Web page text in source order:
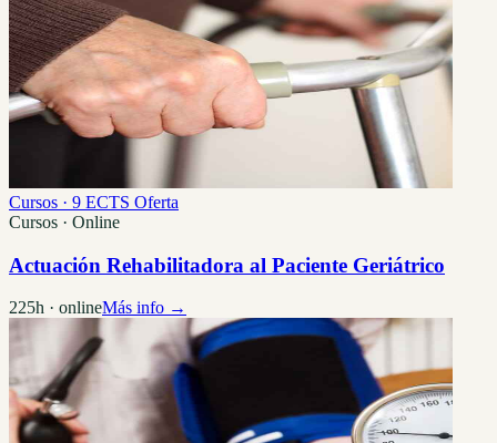
Cursos · 9 ECTS Oferta
Cursos · Online
Actuación Rehabilitadora al Paciente Geriátrico
225h · onlineMás info →